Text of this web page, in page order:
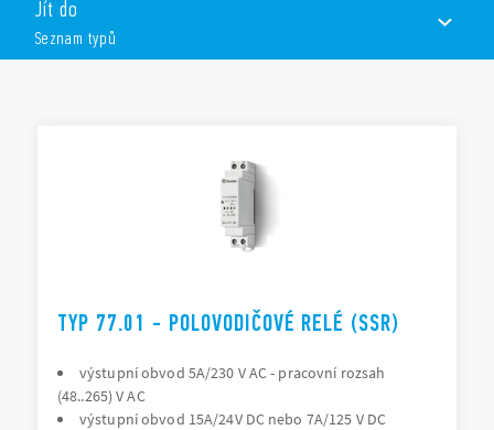
1Z
spínač v nule napětí nebo spínač okamžitý
ovládání AC nebo DC
nepatrný ovládací příkon
Jít do
Seznam typů
TYP 77.01 - POLOVODIČOVÉ RELÉ (SSR)
výstupní obvod 5A/230 V AC - pracovní rozsah
(48..265) V AC
výstupní obvod 15A/24V DC nebo 7A/125 V DC